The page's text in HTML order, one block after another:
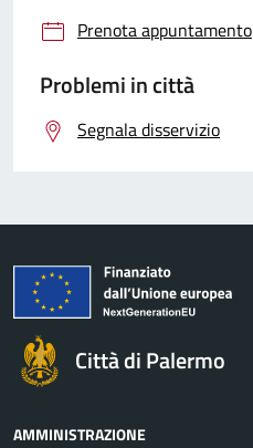
Prenota appuntamento
Problemi in città
Segnala disservizio
Città di Palermo
AMMINISTRAZIONE